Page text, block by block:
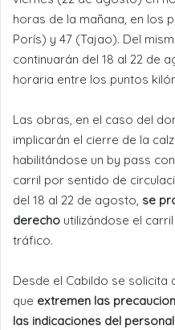
horas de la mañana, en los
Porís) y 47 (Tajao). Del
continuarán del 18 al 22 de
horaria entre los puntos
Las obras, en el caso del
implicarán el cierre de la
habilitándose un by pass
carril por sentido de
del 18 al 22 de agosto, se
derecho utilizándose el
tráfico.
Desde el Cabildo se solicita
que extremen las
las indicaciones del